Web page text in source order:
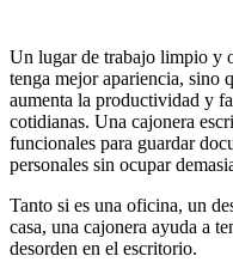
Un lugar de trabajo limpio y
tenga mejor apariencia, sino
aumenta la productividad y
cotidianas. Una cajonera
funcionales para guardar
personales sin ocupar
Tanto si es una oficina, un
casa, una cajonera ayuda a
desorden en el escritorio.